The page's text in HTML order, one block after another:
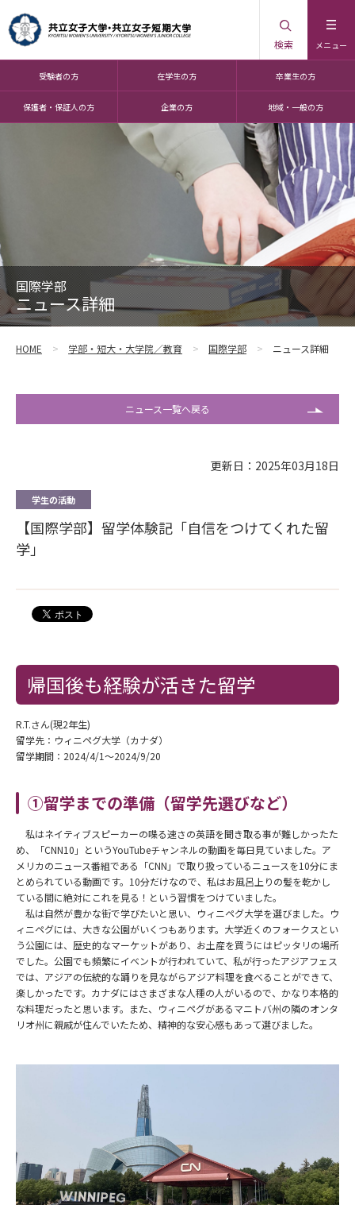
メニュー
検索
受験者の方 在学生の方 卒業生の方
保護者・保証人の方 企業の方 地域・一般の方
国際学部
ニュース詳細
HOME 学部・短大・大学院／教育 国際学部 ニュース詳細
ニュース一覧へ戻る
更新日：2025年03月18日
学生の活動
【国際学部】留学体験記「自信をつけてくれた留
学」
帰国後も経験が活きた留学
R.T.さん(現2年生)
留学先：ウィニペグ大学（カナダ）
留学期間：2024/4/1～2024/9/20
①留学までの準備（留学先選びなど）
私はネイティブスピーカーの喋る速さの英語を聞き取る事が難しかったた
め、「CNN10」というYouTubeチャンネルの動画を毎日見ていました。ア
メリカのニュース番組である「CNN」で取り扱っているニュースを10分にま
とめられている動画です。10分だけなので、私はお風呂上りの髪を乾かし
ている間に絶対にこれを見る！という習慣をつけていました。
私は自然が豊かな街で学びたいと思い、ウィニペグ大学を選びました。ウ
ィニペグには、大きな公園がいくつもあります。大学近くのフォークスとい
う公園には、歴史的なマーケットがあり、お土産を買うにはピッタリの場所
でした。公園でも頻繁にイベントが行われていて、私が行ったアジアフェス
では、アジアの伝統的な踊りを見ながらアジア料理を食べることができて、
楽しかったです。カナダにはさまざまな人種の人がいるので、かなり本格的
な料理だったと思います。また、ウィニペグがあるマニトバ州の隣のオンタ
リオ州に親戚が住んでいたため、精神的な安心感もあって選びました。